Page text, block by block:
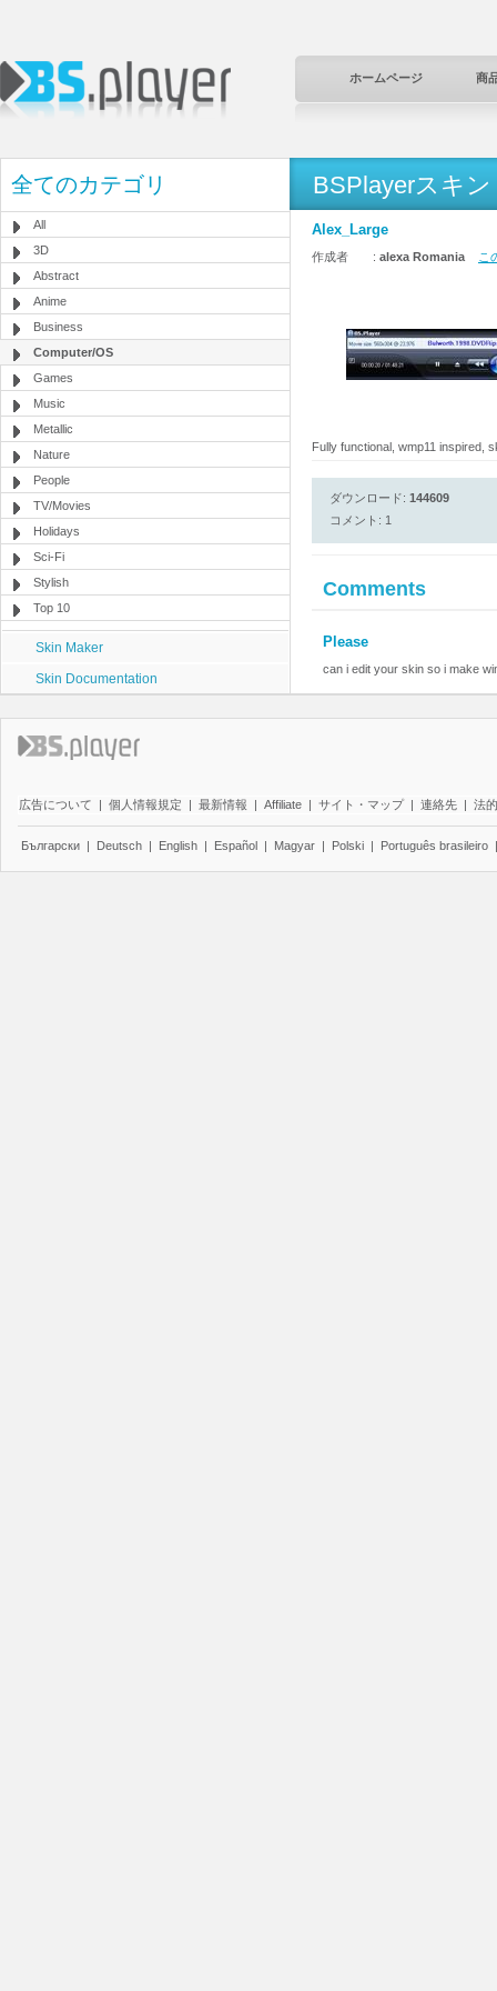
ホームページ 商
全てのカテゴリ
All
3D
Abstract
Anime
Business
Computer/OS
Games
Music
Metallic
Nature
People
TV/Movies
Holidays
Sci-Fi
Stylish
Top 10
Skin Maker
Skin Documentation
BSPlayerスキン
Alex_Large
作成者 : alexa Romania こ
Fully functional, wmp11 inspired,
ダウンロード: 144609
コメント: 1
Comments
Please
can i edit your skin so i make
広告について | 個人情報規定 | 最新情報 | Affiliate | サイト・マップ | 連絡先 | 法
Български | Deutsch | English | Español | Magyar | Polski | Português brasileiro